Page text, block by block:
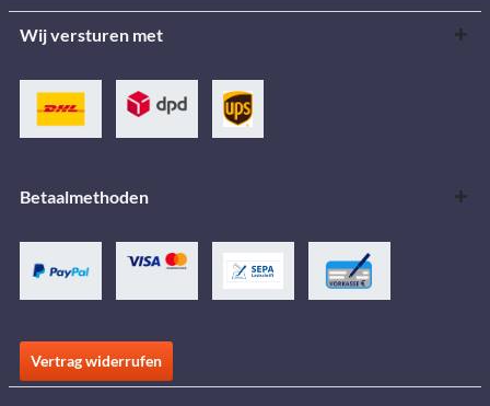
Wij versturen met
Betaalmethoden
Vertrag widerrufen